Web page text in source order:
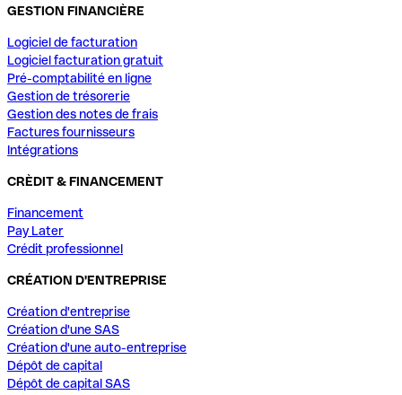
GESTION FINANCIÈRE
Logiciel de facturation
Logiciel facturation gratuit
Pré-comptabilité en ligne
Gestion de trésorerie
Gestion des notes de frais
Factures fournisseurs
Intégrations
CRÈDIT & FINANCEMENT
Financement
Pay Later
Crédit professionnel
CRÉATION D'ENTREPRISE
Création d'entreprise
Création d'une SAS
Création d'une auto-entreprise
Dépôt de capital
Dépôt de capital SAS